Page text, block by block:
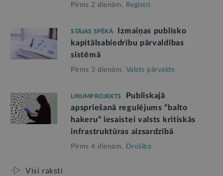
Pirms 2 dienām, Reģistri
STĀJAS SPĒKĀ
Izmaiņas publisko
kapitālsabiedrību pārvaldības
sistēmā
Pirms 3 dienām, Valsts pārvalde
LIKUMPROJEKTS
Publiskajā
apspriešanā regulējums “balto
hakeru” iesaistei valsts kritiskās
infrastruktūras aizsardzībā
Pirms 4 dienām, Drošība
Visi raksti